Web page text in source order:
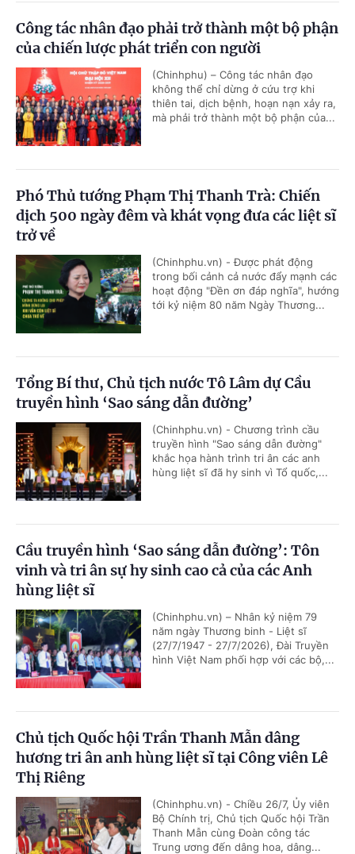
Công tác nhân đạo phải trở thành một bộ phận
của chiến lược phát triển con người
(Chinhphu) – Công tác nhân đạo
không thể chỉ dừng ở cứu trợ khi
thiên tai, dịch bệnh, hoạn nạn xảy ra,
mà phải trở thành một bộ phận của...
Phó Thủ tướng Phạm Thị Thanh Trà: Chiến
dịch 500 ngày đêm và khát vọng đưa các liệt sĩ
trở về
(Chinhphu.vn) - Được phát động
trong bối cảnh cả nước đẩy mạnh các
hoạt động "Đền ơn đáp nghĩa", hướng
tới kỷ niệm 80 năm Ngày Thương...
Tổng Bí thư, Chủ tịch nước Tô Lâm dự Cầu
truyền hình ‘Sao sáng dẫn đường’
(Chinhphu.vn) - Chương trình cầu
truyền hình "Sao sáng dẫn đường"
khắc họa hành trình tri ân các anh
hùng liệt sĩ đã hy sinh vì Tổ quốc,...
Cầu truyền hình ‘Sao sáng dẫn đường’: Tôn
vinh và tri ân sự hy sinh cao cả của các Anh
hùng liệt sĩ
(Chinhphu.vn) – Nhân kỷ niệm 79
năm ngày Thương binh - Liệt sĩ
(27/7/1947 - 27/7/2026), Đài Truyền
hình Việt Nam phối hợp với các bộ,...
Chủ tịch Quốc hội Trần Thanh Mẫn dâng
hương tri ân anh hùng liệt sĩ tại Công viên Lê
Thị Riêng
(Chinhphu.vn) - Chiều 26/7, Ủy viên
Bộ Chính trị, Chủ tịch Quốc hội Trần
Thanh Mẫn cùng Đoàn công tác
Trung ương đến dâng hoa, dâng...